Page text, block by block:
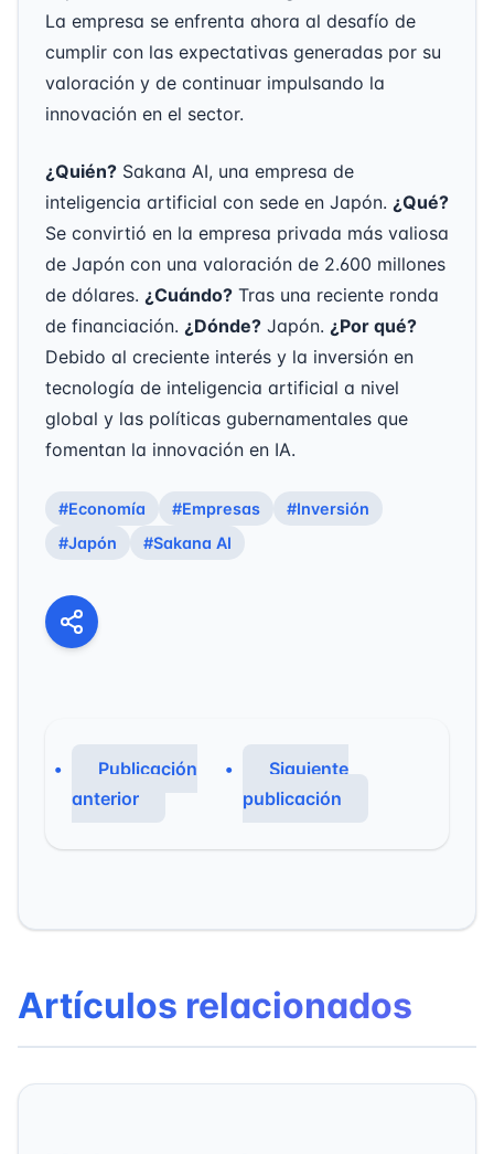
La empresa se enfrenta ahora al desafío de
cumplir con las expectativas generadas por su
valoración y de continuar impulsando la
innovación en el sector.
¿Quién? Sakana AI, una empresa de
inteligencia artificial con sede en Japón. ¿Qué?
Se convirtió en la empresa privada más valiosa
de Japón con una valoración de 2.600 millones
de dólares. ¿Cuándo? Tras una reciente ronda
de financiación. ¿Dónde? Japón. ¿Por qué?
Debido al creciente interés y la inversión en
tecnología de inteligencia artificial a nivel
global y las políticas gubernamentales que
fomentan la innovación en IA.
#Economía #Empresas
#Inversión
#Japón
#Sakana AI
Publicación
anterior
Siguiente
publicación
Artículos relacionados